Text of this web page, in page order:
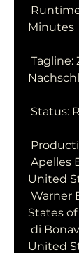
Minutes
Status:
United
States
United